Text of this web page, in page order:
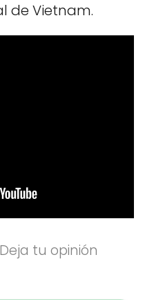
de Vietnam.
tu opinión